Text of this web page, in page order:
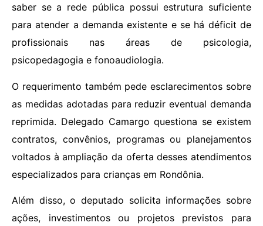
saber se a rede pública possui estrutura suficiente
para atender a demanda existente e se há déficit de
profissionais nas áreas de psicologia,
psicopedagogia e fonoaudiologia.
O requerimento também pede esclarecimentos sobre
as medidas adotadas para reduzir eventual demanda
reprimida. Delegado Camargo questiona se existem
contratos, convênios, programas ou planejamentos
voltados à ampliação da oferta desses atendimentos
especializados para crianças em Rondônia.
Além disso, o deputado solicita informações sobre
ações, investimentos ou projetos previstos para